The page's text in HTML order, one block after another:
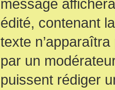
message
édité, contenant
texte n’apparaîtra
par un
puissent rédiger